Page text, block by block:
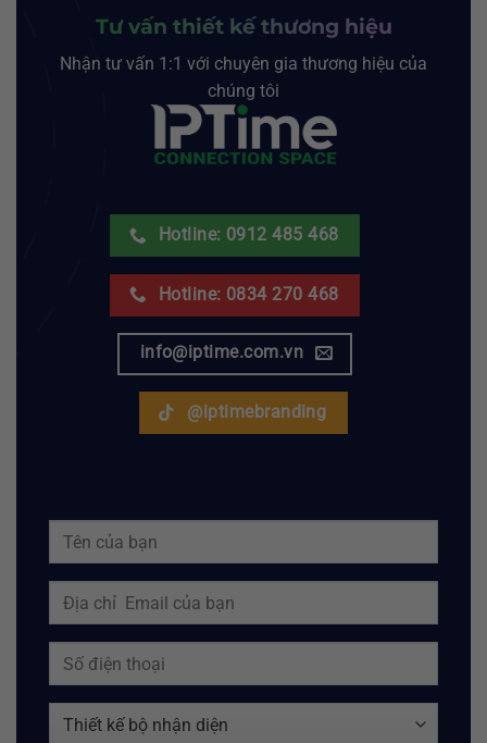
Tư vấn thiết kế thương hiệu
Nhận tư vấn 1:1 với chuyên gia thương hiệu của
chúng tôi
Hotline: 0912 485 468
Hotline: 0834 270 468
info@iptime.com.vn
@iptimebranding